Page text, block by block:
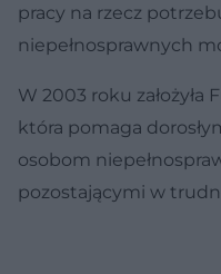
pracy na rzecz
niepełnosprawnych
W 2003 roku założyła
która pomaga
osobom
pozostającymi w